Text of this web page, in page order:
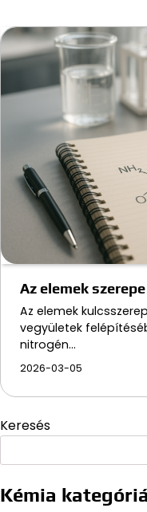
Az elemek
Az elemek
vegyületek
nitrogén…
2026-03-05
Keresés
Kémia